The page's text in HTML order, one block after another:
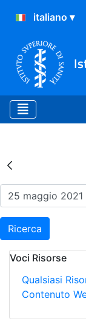
Ricerca
Voci Risorse
Qualsiasi
Contenuto